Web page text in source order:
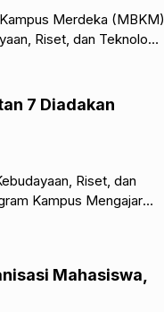
Merdeka (MBKM)
Riset, dan Teknologi
7 Diadakan
Riset, dan
Kampus Mengajar
Mahasiswa,